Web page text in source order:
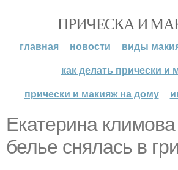
ПРИЧЕСКА И
главная новости
виды
как делать прически и
прически и макияж на дому
Екатерина
белье снялась в